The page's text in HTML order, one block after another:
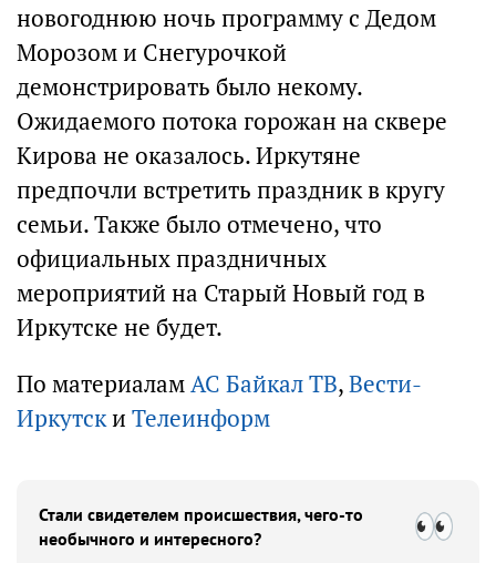
новогоднюю ночь программу с Дедом
Морозом и Снегурочкой
демонстрировать было некому.
Ожидаемого потока горожан на сквере
Кирова не оказалось. Иркутяне
предпочли встретить праздник в кругу
семьи. Также было отмечено, что
официальных праздничных
мероприятий на Старый Новый год в
Иркутске не будет.
По материаламАС Байкал ТВ,Вести-
Иркутски Телеинформ
Стали свидетелем происшествия, чего-то
необычного и интересного?